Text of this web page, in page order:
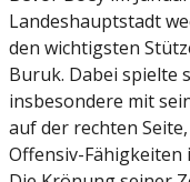
Landeshauptstadt
den wichtigsten
Buruk. Dabei spielte
insbesondere mit
auf der rechten
Offensiv-Fähigkeiten